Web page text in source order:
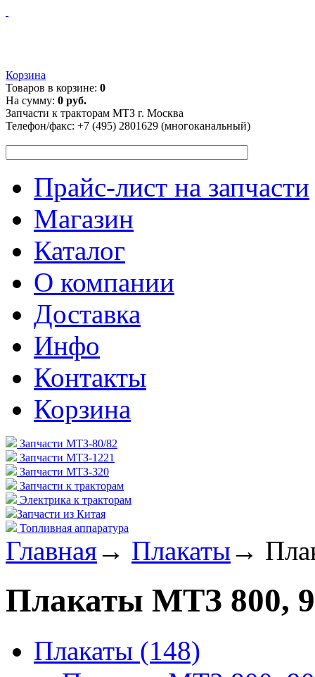
Корзина
Товаров в корзине: 0
На сумму: 0 руб.
Запчасти к тракторам МТЗ г. Москва
Телефон/факс: +7 (495) 2801629 (многоканальный)
Прайс-лист на запчасти
Магазин
Каталог
О компании
Доставка
Инфо
Контакты
Корзина
Запчасти МТЗ-80/82
Запчасти МТЗ-1221
Запчасти МТЗ-320
Запчасти к тракторам
Электрика к тракторам
Запчасти из Китая
Топливная аппаратура
Главная→ Плакаты→
Плакаты МТЗ 800,
Плакаты (148)